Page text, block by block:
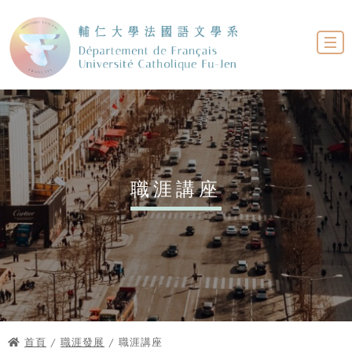
職涯講座
首頁 / 職涯發展 / 職涯講座